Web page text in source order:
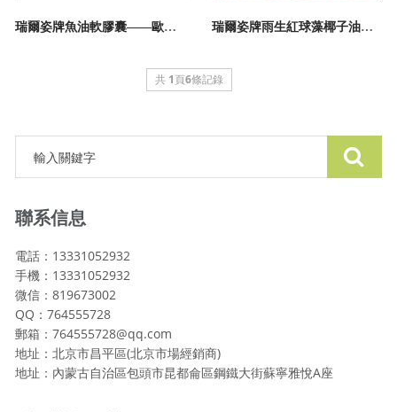
瑞爾姿牌魚油軟膠囊——歐瑞蓮營養品 瑞爾姿牌雨生紅球藻椰子油復合--歐瑞蓮營養品
共 1頁6條記錄
聯系信息
電話：13331052932
手機：13331052932
微信：819673002
QQ：764555728
郵箱：764555728@qq.com
地址：北京市昌平區(北京市場經銷商)
地址：內蒙古自治區包頭市昆都侖區鋼鐵大街蘇寧雅悅A座